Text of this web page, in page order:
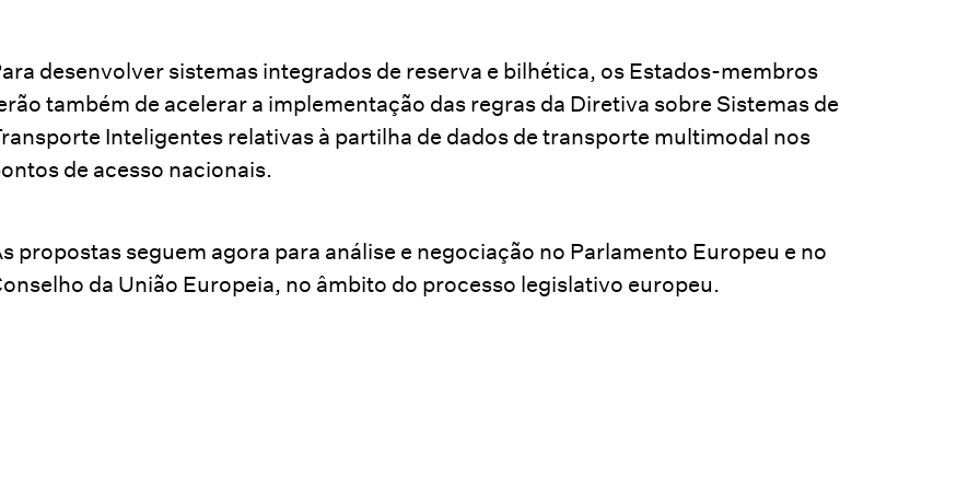
desenvolver sistemas integrados de reserva e bilhética, os Estados-membros
também de acelerar a implementação das regras da Diretiva sobre Sistemas de
Inteligentes relativas à partilha de dados de transporte multimodal nos
de acesso nacionais.
propostas seguem agora para análise e negociação no Parlamento Europeu e no
da União Europeia, no âmbito do processo legislativo europeu.